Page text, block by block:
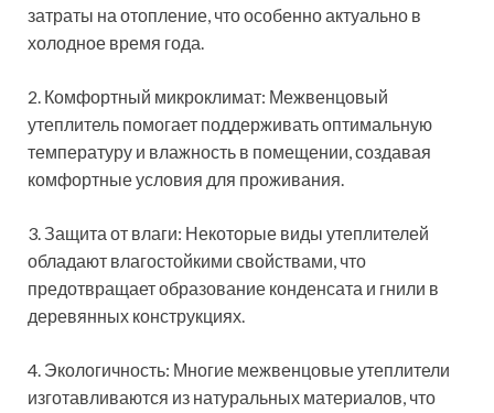
затраты на отопление, что особенно актуально в
холодное время года.
2. Комфортный микроклимат: Межвенцовый
утеплитель помогает поддерживать оптимальную
температуру и влажность в помещении, создавая
комфортные условия для проживания.
3. Защита от влаги: Некоторые виды утеплителей
обладают влагостойкими свойствами, что
предотвращает образование конденсата и гнили в
деревянных конструкциях.
4. Экологичность: Многие межвенцовые утеплители
изготавливаются из натуральных материалов, что